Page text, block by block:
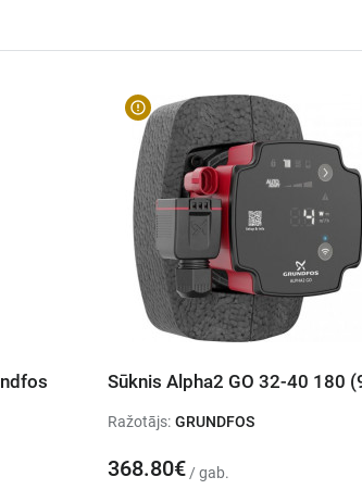
Sūknis Alpha2 GO 32-40 180
Ražotājs: GRUNDFOS
368.80€ / gab.